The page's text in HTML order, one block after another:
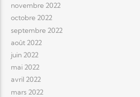
novembre 2022
octobre 2022
septembre 2022
août 2022
juin 2022
mai 2022
avril 2022
mars 2022